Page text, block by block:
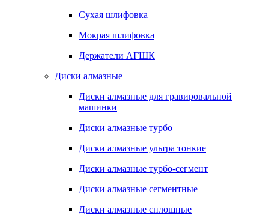
Сухая шлифовка
Мокрая шлифовка
Держатели АГШК
Диски алмазные
Диски алмазные для гравировальной
машинки
Диски алмазные турбо
Диски алмазные ультра тонкие
Диски алмазные турбо-сегмент
Диски алмазные сегментные
Диски алмазные сплошные